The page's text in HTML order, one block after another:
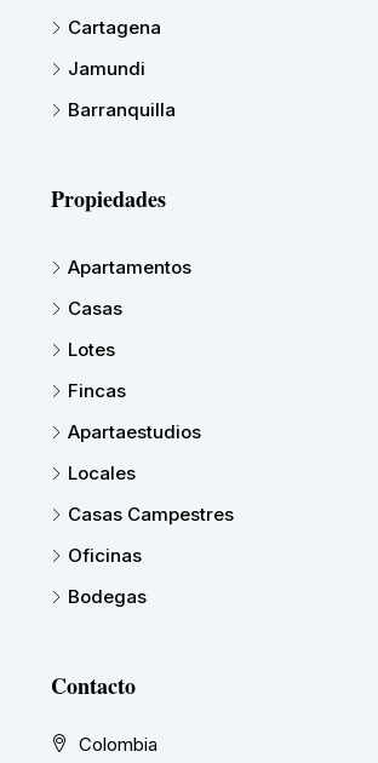
Cartagena
Jamundi
Barranquilla
Propiedades
Apartamentos
Casas
Lotes
Fincas
Apartaestudios
Locales
Casas Campestres
Oficinas
Bodegas
Contacto
Colombia